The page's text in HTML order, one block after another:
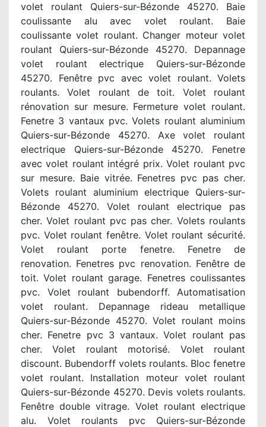
volet roulant Quiers-sur-Bézonde 45270. Baie
coulissante alu avec volet roulant. Baie
coulissante volet roulant. Changer moteur volet
roulant Quiers-sur-Bézonde 45270. Depannage
volet roulant electrique Quiers-sur-Bézonde
45270. Fenêtre pvc avec volet roulant. Volets
roulants. Volet roulant de toit. Volet roulant
rénovation sur mesure. Fermeture volet roulant.
Fenetre 3 vantaux pvc. Volets roulant aluminium
Quiers-sur-Bézonde 45270. Axe volet roulant
electrique Quiers-sur-Bézonde 45270. Fenetre
avec volet roulant intégré prix. Volet roulant pvc
sur mesure. Baie vitrée. Fenetres pvc pas cher.
Volets roulant aluminium electrique Quiers-sur-
Bézonde 45270. Volet roulant electrique pas
cher. Volet roulant pvc pas cher. Volets roulants
pvc. Volet roulant fenêtre. Volet roulant sécurité.
Volet roulant porte fenetre. Fenetre de
renovation. Fenetres pvc renovation. Fenêtre de
toit. Volet roulant garage. Fenetres coulissantes
pvc. Volet roulant bubendorff. Automatisation
volet roulant. Depannage rideau metallique
Quiers-sur-Bézonde 45270. Volet roulant moins
cher. Fenetre pvc 3 vantaux. Volet roulant pas
cher. Volet roulant motorisé. Volet roulant
discount. Bubendorff volets roulants. Bloc fenetre
volet roulant. Installation moteur volet roulant
Quiers-sur-Bézonde 45270. Devis volets roulants.
Fenêtre double vitrage. Volet roulant electrique
alu. Volet roulants pvc Quiers-sur-Bézonde